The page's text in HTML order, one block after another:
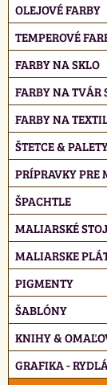
OLEJOVÉ FARBY
TEMPEROVÉ
FARBY NA SKLO
FARBY NA TVÁR
FARBY NA
ŠTETCE &
PRÍPRAVKY
ŠPACHTLE
MALIARSKÉ
MALIARSKE
PIGMENTY
ŠABLÓNY
KNIHY &
GRAFIKA -